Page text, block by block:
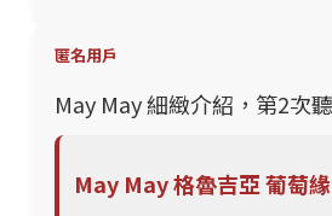
匿名用戶
May May 細緻介紹，第2次
May May 格魯吉亞 葡萄